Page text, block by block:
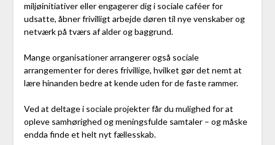
miljøinitiativer eller engagerer dig i sociale caféer for
udsatte, åbner frivilligt arbejde døren til nye venskaber og
netværk på tværs af alder og baggrund.
Mange organisationer arrangerer også sociale
arrangementer for deres frivillige, hvilket gør det nemt at
lære hinanden bedre at kende uden for de faste rammer.
Ved at deltage i sociale projekter får du mulighed for at
opleve samhørighed og meningsfulde samtaler – og måske
endda finde et helt nyt fællesskab.